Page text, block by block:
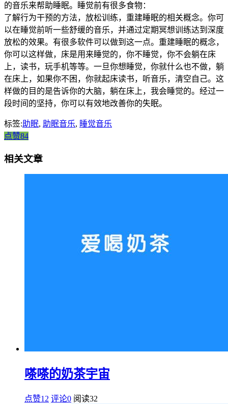
的音乐来帮助睡眠。睡觉前有很多食物：
了解行为干预的方法，放松训练，重建睡眠的相关概念。你可
以在睡觉前听一些舒缓的音乐，并通过定期冥想训练达到深度
放松的效果。有很多软件可以做到这一点。重建睡眠的概念，
你可以这样做，床是用来睡觉的，你不睡觉，你不会躺在床
上，读书，玩手机等等。一旦你想睡觉，你就什么也不做，躺
在床上，如果你不困，你就起床读书，听音乐，清空自己。这
样做的目的是告诉你的大脑，躺在床上，我会睡觉的。经过一
段时间的坚持，你可以有效地改善你的失眠。
标签:助眠, 助眠音乐, 睡觉音乐
点赞84
相关文章
嗏嗏的奶茶宇宙
点赞12 评论0 阅读32